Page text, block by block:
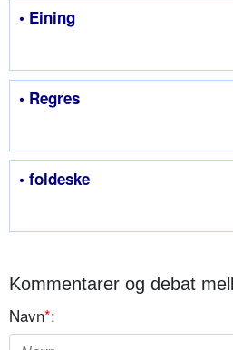
• Eining
• Regres
• foldeske
Kommentarer og debat
Navn*: